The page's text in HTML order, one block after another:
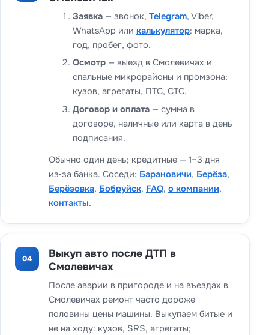
Заявка — звонок, Telegram, Viber,
WhatsApp или калькулятор: марка,
год, пробег, фото.
Осмотр — выезд в Смолевичах и
спальные микрорайоны и промзона;
кузов, агрегаты, ПТС, СТС.
Договор и оплата — сумма в
договоре, наличные или карта в день
подписания.
Обычно один день; кредитные — 1–3 дня
из‑за банка. Соседи: Барановичи, Берёза,
Берёзовка, Бобруйск. FAQ, о компании,
контакты.
04
Выкуп авто после ДТП в
Смолевичах
После аварии в пригороде и на въездах в
Смолевичах ремонт часто дороже
половины цены машины. Выкупаем битые и
не на ходу: кузов, SRS, агрегаты;